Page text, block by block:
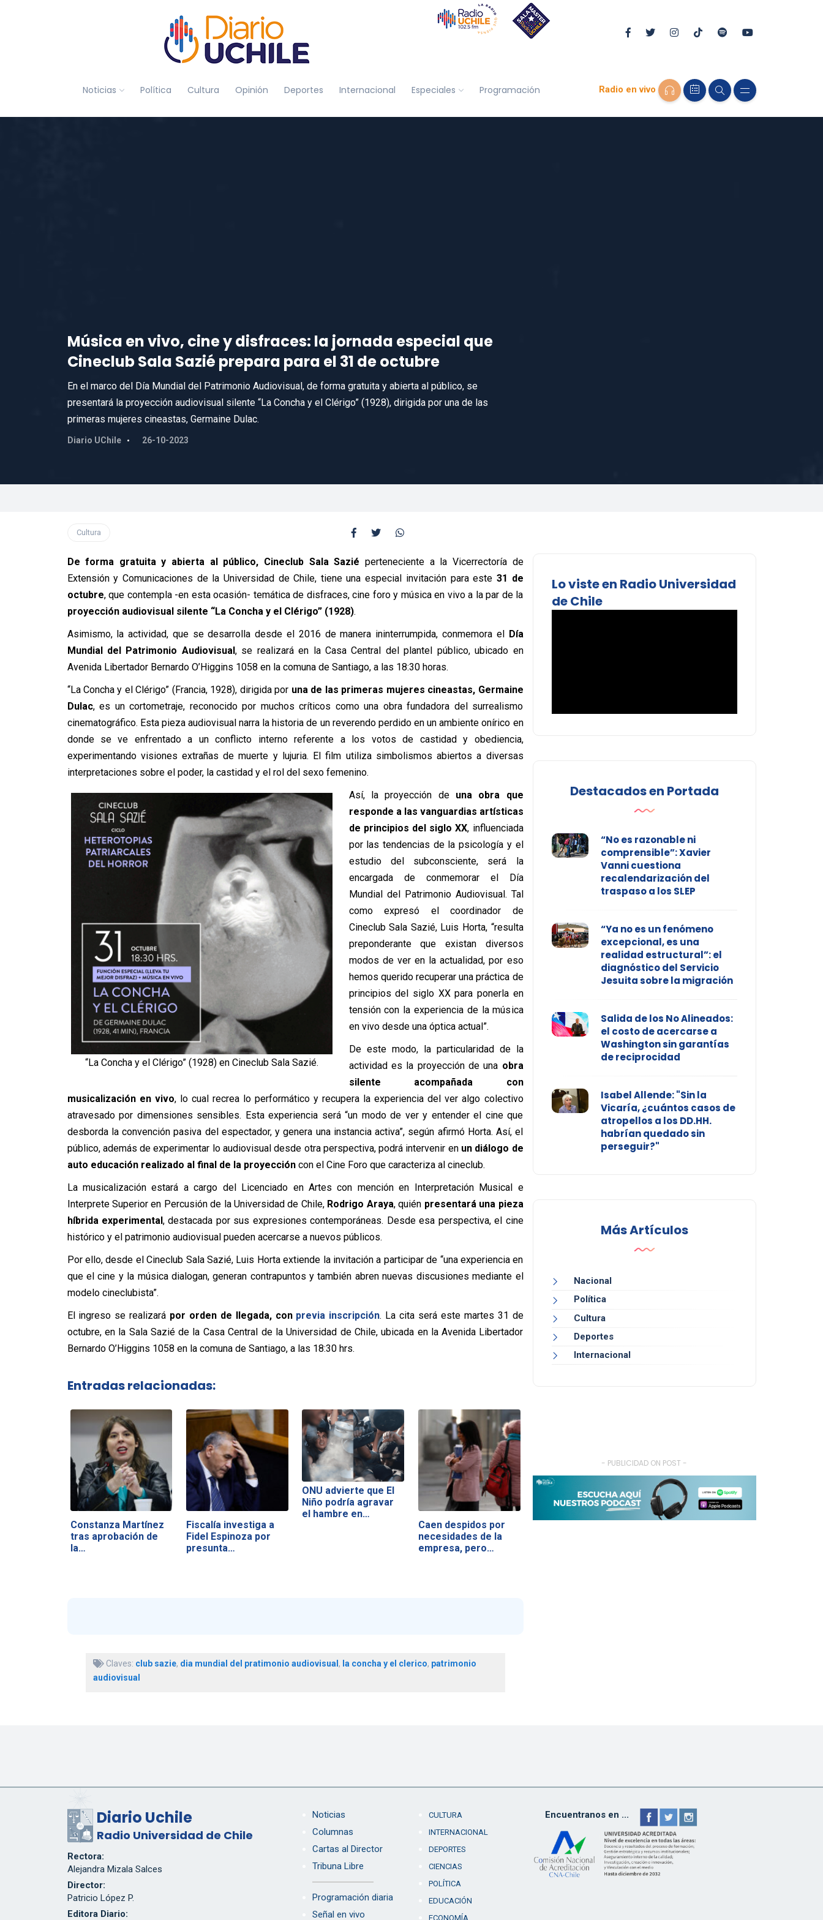
Noticias Política Cultura Opinión Deportes Internacional Especiales Programación Radio en vivo
Música en vivo, cine y disfraces: la jornada especial que
Cineclub Sala Sazié prepara para el 31 de octubre
En el marco del Día Mundial del Patrimonio Audiovisual, de forma gratuita y abierta al público, se
presentará la proyección audiovisual silente “La Concha y el Clérigo” (1928), dirigida por una de las
primeras mujeres cineastas, Germaine Dulac.
Diario UChile 26-10-2023
Cultura
De forma gratuita y abierta al público, Cineclub Sala Sazié perteneciente a la Vicerrectoría de
Extensión y Comunicaciones de la Universidad de Chile, tiene una especial invitación para este 31 de
octubre, que contempla -en esta ocasión- temática de disfraces, cine foro y música en vivo a la par de la
proyección audiovisual silente “La Concha y el Clérigo” (1928).
Asimismo, la actividad, que se desarrolla desde el 2016 de manera ininterrumpida, conmemora el Día
Mundial del Patrimonio Audiovisual, se realizará en la Casa Central del plantel público, ubicado en
Avenida Libertador Bernardo O’Higgins 1058 en la comuna de Santiago, a las 18:30 horas.
“La Concha y el Clérigo” (Francia, 1928), dirigida por una de las primeras mujeres cineastas, Germaine
Dulac, es un cortometraje, reconocido por muchos críticos como una obra fundadora del surrealismo
cinematográfico. Esta pieza audiovisual narra la historia de un reverendo perdido en un ambiente onírico en
donde se ve enfrentado a un conflicto interno referente a los votos de castidad y obediencia,
experimentando visiones extrañas de muerte y lujuria. El film utiliza simbolismos abiertos a diversas
interpretaciones sobre el poder, la castidad y el rol del sexo femenino.
“La Concha y el Clérigo” (1928) en Cineclub Sala Sazié.
Así, la proyección deuna obra que
responde a las vanguardias artísticas
de principios del siglo XX, influenciada
por las tendencias de la psicología y el
estudio del subconsciente, será la
encargada de conmemorar el Día
Mundial del Patrimonio Audiovisual. Tal
como expresó el coordinador de
Cineclub Sala Sazié, Luis Horta, “resulta
preponderante que existan diversos
modos de ver en la actualidad, por eso
hemos querido recuperar una práctica de
principios del siglo XX para ponerla en
tensión con la experiencia de la música
en vivo desde una óptica actual”.
De este modo, la particularidad de la
actividad es la proyección de una obra
silente acompañada con
musicalización en vivo, lo cual recrea lo performático y recupera la experiencia del ver algo colectivo
atravesado por dimensiones sensibles. Esta experiencia será “un modo de ver y entender el cine que
desborda la convención pasiva del espectador, y genera una instancia activa”, según afirmó Horta. Así, el
público, además de experimentar lo audiovisual desde otra perspectiva, podrá intervenir en un diálogo de
auto educación realizado al final de la proyeccióncon el Cine Foro que caracteriza al cineclub.
La musicalización estará a cargo del Licenciado en Artes con mención en Interpretación Musical e
Interprete Superior en Percusión de la Universidad de Chile, Rodrigo Araya, quién presentará una pieza
híbrida experimental, destacada por sus expresiones contemporáneas. Desde esa perspectiva, el cine
histórico y el patrimonio audiovisual pueden acercarse a nuevos públicos.
Por ello, desde el Cineclub Sala Sazié, Luis Horta extiende la invitación a participar de “una experiencia en
que el cine y la música dialogan, generan contrapuntos y también abren nuevas discusiones mediante el
modelo cineclubista”.
El ingreso se realizará por orden de llegada, con previa inscripción. La cita será este martes 31 de
octubre, en la Sala Sazié de la Casa Central de la Universidad de Chile, ubicada en la Avenida Libertador
Bernardo O’Higgins 1058 en la comuna de Santiago, a las 18:30 hrs.
Entradas relacionadas:
Constanza Martínez
tras aprobación de
la…
Fiscalía investiga a
Fidel Espinoza por
presunta…
ONU advierte que El
Niño podría agravar
el hambre en…
Caen despidos por
necesidades de la
empresa, pero…
Claves: club sazie, dia mundial del pratimonio audiovisual , la concha y el clerico, patrimonio
audiovisual
Lo viste en Radio Universidad
de Chile
Destacados en Portada
“No es razonable ni
comprensible”: Xavier
Vanni cuestiona
recalendarización del
traspaso a los SLEP
“Ya no es un fenómeno
excepcional, es una
realidad estructural”: el
diagnóstico del Servicio
Jesuita sobre la migración
Salida de los No Alineados:
el costo de acercarse a
Washington sin garantías
de reciprocidad
Isabel Allende: "Sin la
Vicaría, ¿cuántos casos de
atropellos a los DD.HH.
habrían quedado sin
perseguir?"
Más Artículos
Nacional
Política
Cultura
Deportes
Internacional
- PUBLICIDAD ON POST -
Diario Uchile
Radio Universidad de Chile
Rectora:
Alejandra Mizala Salces
Director:
Patricio López P.
Editora Diario:
Noticias
Columnas
Cartas al Director
Tribuna Libre
Programación diaria
Señal en vivo
CULTURA
INTERNACIONAL
DEPORTES
CIENCIAS
POLÍTICA
EDUCACIÓN
ECONOMÍA
Encuentranos en ...